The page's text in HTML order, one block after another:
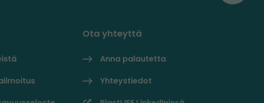
Ota yhteyttä
Anna palautetta
Yhteystiedot